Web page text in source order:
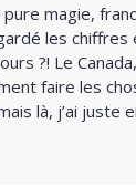
magie,
les chiffres
?! Le
faire les
là, j’ai juste